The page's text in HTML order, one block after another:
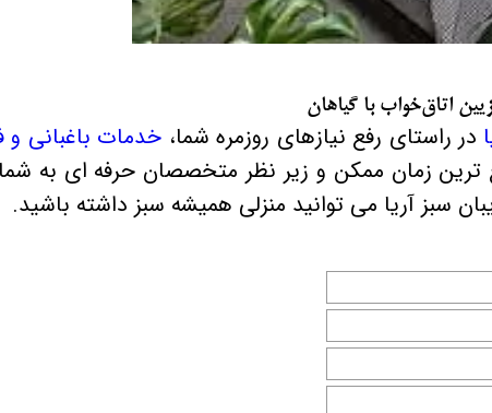
اتاق‌خواب با گیاهان
در راستای رفع نیازهای روزمره‌ شما، خدمات باغبانی
ترین زمان ممکن و زیر نظر متخصصان حرفه‌ ای به شما
آریا می‌ توانید منزلی همیشه سبز داشته باشید.